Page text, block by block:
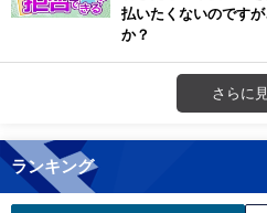
払いたくないのです
か？
さらに
ランキング